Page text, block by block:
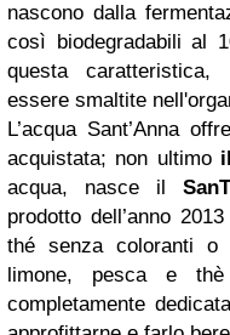
nascono dalla
così biodegradabili al
questa
essere smaltite
L’acqua Sant’Anna
acquistata; non ultimo
acqua, nasce il
prodotto dell’anno
thé senza coloranti o
limone, pesca e
completamente